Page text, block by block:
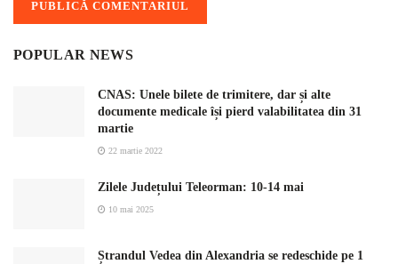
POPULAR NEWS
CNAS: Unele bilete de trimitere, dar și alte
documente medicale își pierd valabilitatea din 31
martie
22 martie 2022
Zilele Județului Teleorman: 10-14 mai
10 mai 2025
Ștrandul Vedea din Alexandria se redeschide pe 1